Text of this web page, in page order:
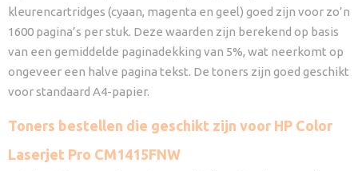
kleurencartridges (cyaan, magenta en geel) goed zijn voor zo’n
1600 pagina’s per stuk. Deze waarden zijn berekend op basis
van een gemiddelde paginadekking van 5%, wat neerkomt op
ongeveer een halve pagina tekst. De toners zijn goed geschikt
voor standaard A4-papier.
Toners bestellen die geschikt zijn voor HP Color
Laserjet Pro CM1415FNW